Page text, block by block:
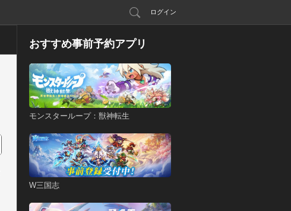
ログイン
おすすめ事前予約アプリ
モンスターループ：獣神転生
W三国志